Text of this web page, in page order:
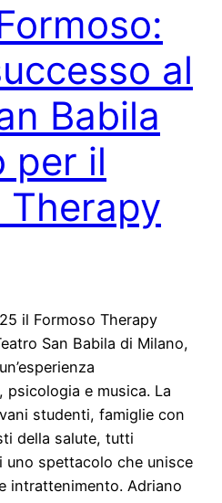
al
Babila
per il
Therapy
il Formoso Therapy
San Babila di Milano,
e musica. La
studenti, famiglie con
della salute, tutti
uno spettacolo che unisce
intrattenimento. Adriano